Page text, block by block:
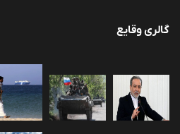
گالری وقایع